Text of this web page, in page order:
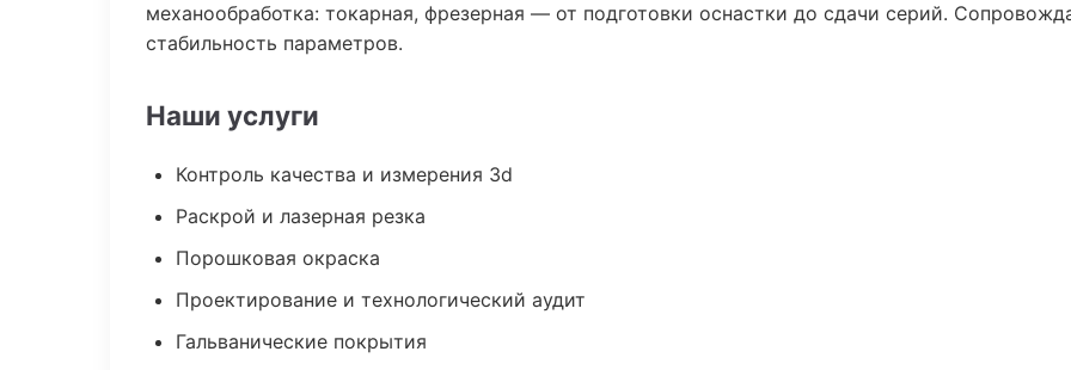
механообработка: токарная, фрезерная — от подготовки оснастки до сдачи серий.
стабильность параметров.
Наши услуги
Контроль качества и измерения 3d
Раскрой и лазерная резка
Порошковая окраска
Проектирование и технологический аудит
Гальванические покрытия